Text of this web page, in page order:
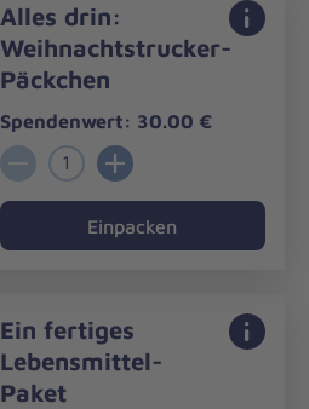
Alles drin:
Weihnachtstrucker-
Päckchen
Spendenwert: 30.00 €
1
Einpacken
Ein fertiges
Lebensmittel-
Paket